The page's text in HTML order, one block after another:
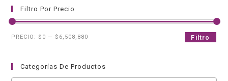
Filtro Por Precio
Filtro
PRECIO:$0 —$6,508,880
Categorías De Productos